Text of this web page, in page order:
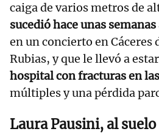
caiga de varios metros de
sucedió hace unas semanas
en un concierto en Cáceres
Rubias, y que le llevó a estar
hospital con fracturas en
múltiples y una pérdida
Laura Pausini, al